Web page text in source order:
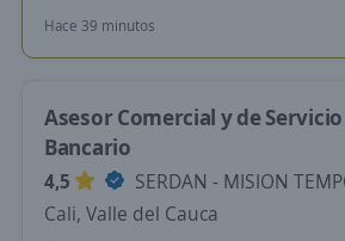
Hace 39 minutos
Asesor Comercial y de
Bancario
4,5
SERDAN - MISION
Cali, Valle del Cauca